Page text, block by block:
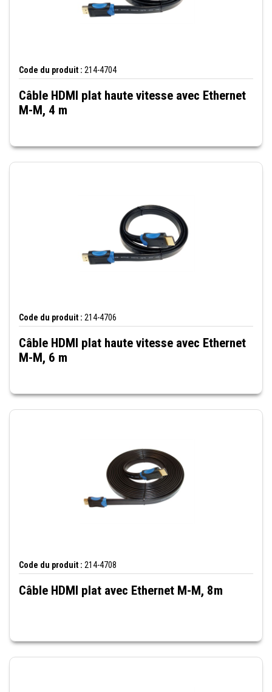
Code du produit : 214-4704
Câble HDMI plat haute vitesse avec Ethernet
M-M, 4 m
Code du produit : 214-4706
Câble HDMI plat haute vitesse avec Ethernet
M-M, 6 m
Code du produit : 214-4708
Câble HDMI plat avec Ethernet M-M, 8m